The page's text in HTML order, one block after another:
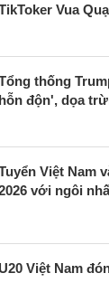
Vua
thống
hỗn độn', dọa
Việt Nam
với ngôi
U20 Việt Nam